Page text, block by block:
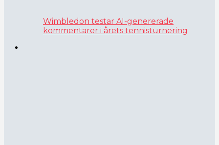
Wimbledon testar AI-genererade
kommentarer i årets tennisturnering